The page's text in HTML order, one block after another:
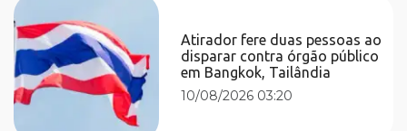
Atirador fere duas pessoas ao
disparar contra órgão público
em Bangkok, Tailândia
10/08/2026 03:20